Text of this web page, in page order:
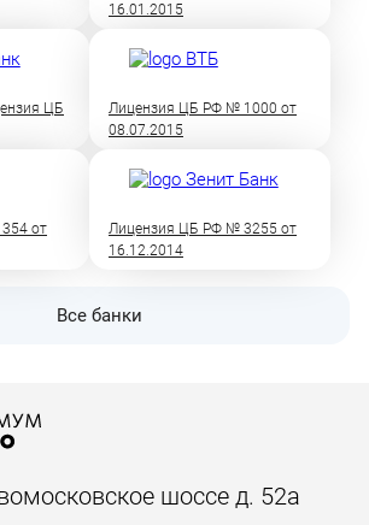
16.01.2015
ЦБ
Лицензия ЦБ РФ № 1000 от
08.07.2015
от
Лицензия ЦБ РФ № 3255 от
16.12.2014
Все банки
шоссе д. 52а